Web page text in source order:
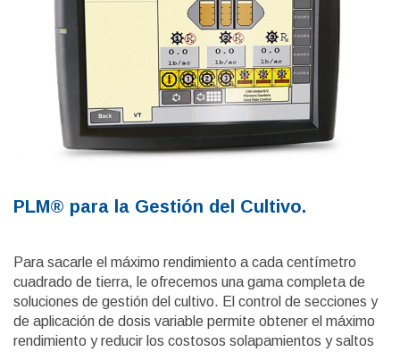
PLM® para la Gestión del Cultivo.
Para sacarle el máximo rendimiento a cada centímetro
cuadrado de tierra, le ofrecemos una gama completa de
soluciones de gestión del cultivo. El control de secciones y
de aplicación de dosis variable permite obtener el máximo
rendimiento y reducir los costosos solapamientos y saltos